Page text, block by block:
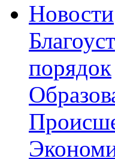
Новости
порядок